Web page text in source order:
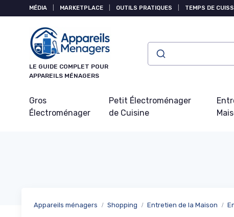
MÉDIA MARKETPLACE OUTILS PRATIQUES TEMPS DE
LE GUIDE COMPLET POUR
APPAREILS MÉNAGERS
Gros
Électroménager
Petit Électroménager
de Cuisine
Appareils ménagers Shopping Entretien de la Maison
Panneau de gestion des cookies